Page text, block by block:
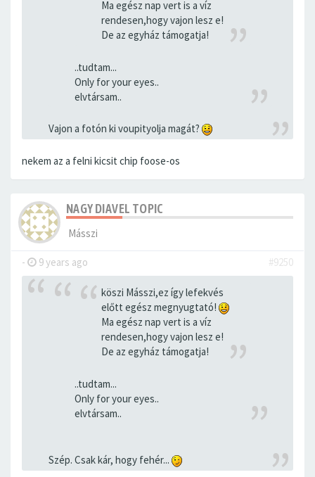
Ma egész nap vert is a víz
rendesen,hogy vajon lesz e!
De az egyház támogatja!
..tudtam...
Only for your eyes..
elvtársam..
Vajon a fotón ki voupityolja magát?
nekem az a felni kicsit chip foose-os
NAGY DIAVEL TOPIC
Másszi
- 9 years ago #9250
köszi Másszi,ez így lefekvés
előtt egész megnyugtató!
Ma egész nap vert is a víz
rendesen,hogy vajon lesz e!
De az egyház támogatja!
..tudtam...
Only for your eyes..
elvtársam..
Szép. Csak kár, hogy fehér...